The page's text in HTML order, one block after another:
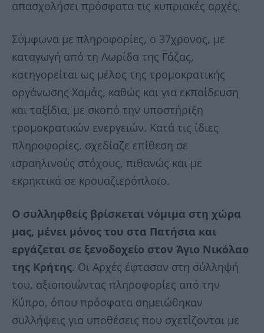
απασχολήσει πρόσφατα τις κυπριακές αρχές.
Σύμφωνα με πληροφορίες, ο 37χρονος, με
καταγωγή από τη Λωρίδα της Γάζας,
κατηγορείται ως μέλος της τρομοκρατικής
οργάνωσης Χαμάς, καθώς και για εκπαίδευση
και ταξίδια, με σκοπό την υποστήριξη
τρομοκρατικών ενεργειών. Κατά τις ίδιες
πληροφορίες, σχεδίαζε επίθεση σε
ισραηλινούς στόχους, πιθανώς και με
εκρηκτικά σε κρουαζιερόπλοιο.
Ο συλληφθείς βρίσκεται νόμιμα στη χώρα
μας, μένει μόνος του στα Πατήσια και
εργάζεται σε ξενοδοχείο στον Άγιο Νικόλαο
της Κρήτης. Οι Αρχές έφτασαν στη σύλληψή
του, αξιοποιώντας πληροφορίες από την
Κύπρο, όπου πρόσφατα σημειώθηκαν
συλλήψεις για υποθέσεις που σχετίζονται με